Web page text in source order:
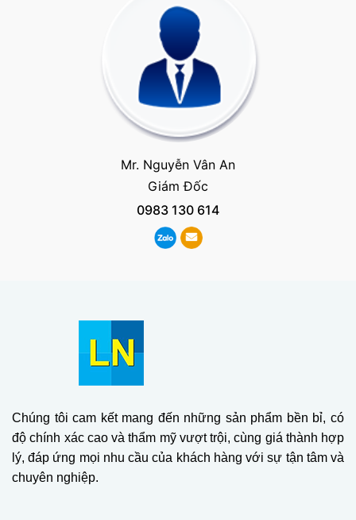
Mr. Nguyễn Vân An
Giám Đốc
0983 130 614
Chúng tôi cam kết mang đến những sản phẩm bền bỉ, có
độ chính xác cao và thẩm mỹ vượt trội, cùng giá thành hợp
lý, đáp ứng mọi nhu cầu của khách hàng với sự tận tâm và
chuyên nghiệp.